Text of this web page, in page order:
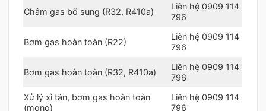
Châm gas bổ sung (R32, R410a)
Liên hệ 0909 114
796
Bơm gas hoàn toàn (R22)
Liên hệ 0909 114
796
Bơm gas hoàn toàn (R32, R410a)
Liên hệ 0909 114
796
Xử lý xì tán, bơm gas hoàn toàn
(mono)
Liên hệ 0909 114
796